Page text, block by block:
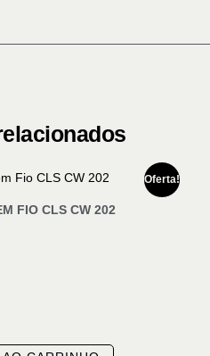
Oferta!
FIO CLS CW 202